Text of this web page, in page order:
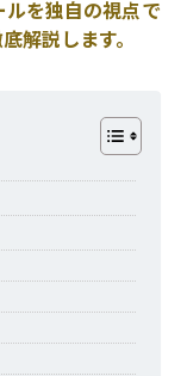
を独自の視点で
解説します。